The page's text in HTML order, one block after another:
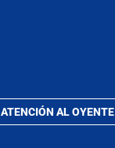
ATENCIÓN AL OYENTE